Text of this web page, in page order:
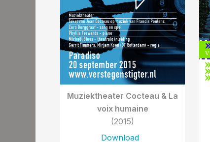
Muziektheater Cocteau & La
voix humaine
(2015)
Download